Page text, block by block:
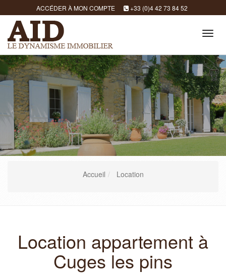
ACCÉDER À MON COMPTE +33 (0)4 42 73 84 52
Accueil Location
Location appartement à
Cuges les pins